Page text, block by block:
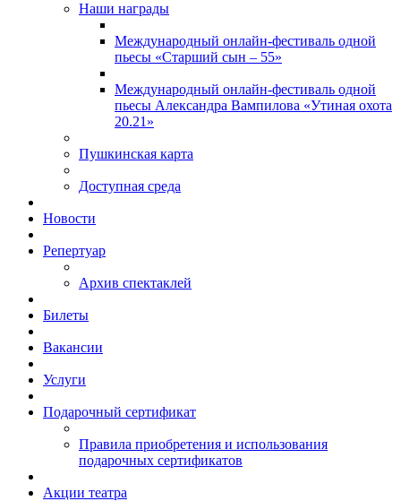
Наши награды
Международный онлайн-фестиваль одной
пьесы «Старший сын – 55»
Международный онлайн-фестиваль одной
пьесы Александра Вампилова «Утиная охота
20.21»
Пушкинская карта
Доступная среда
Новости
Репертуар
Архив спектаклей
Билеты
Вакансии
Услуги
Подарочный сертификат
Правила приобретения и использования
подарочных сертификатов
Акции театра